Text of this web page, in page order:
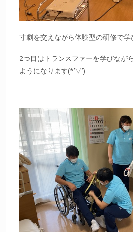
寸劇を交えながら体験型の研修で
2つ目はトランスファーを学びなが
ようになります(*’▽’)